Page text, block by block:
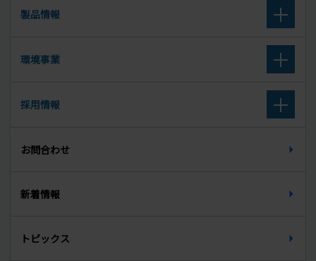
企業理念
組織図
所在地
製品情報
高炉セメント
セルフレベリング材
天端材
環境事業
取扱廃棄物
採用情報
新卒募集要項（大学卒・大学院卒）
インターンシップ
お問合わせ
新着情報
トピックス